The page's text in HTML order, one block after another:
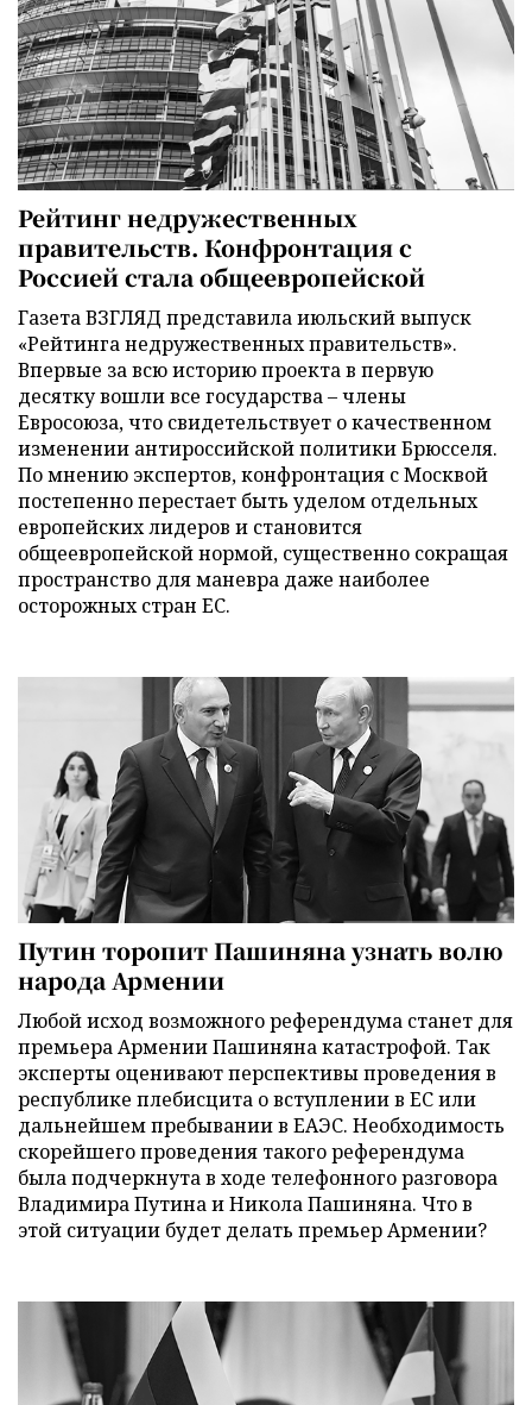
Рейтинг недружественных
правительств. Конфронтация с
Россией стала общеевропейской
Газета ВЗГЛЯД представила июльский выпуск
«Рейтинга недружественных правительств».
Впервые за всю историю проекта в первую
десятку вошли все государства – члены
Евросоюза, что свидетельствует о качественном
изменении антироссийской политики Брюсселя.
По мнению экспертов, конфронтация с Москвой
постепенно перестает быть уделом отдельных
европейских лидеров и становится
общеевропейской нормой, существенно сокращая
пространство для маневра даже наиболее
осторожных стран ЕС.
Путин торопит Пашиняна узнать волю
народа Армении
Любой исход возможного референдума станет для
премьера Армении Пашиняна катастрофой. Так
эксперты оценивают перспективы проведения в
республике плебисцита о вступлении в ЕС или
дальнейшем пребывании в ЕАЭС. Необходимость
скорейшего проведения такого референдума
была подчеркнута в ходе телефонного разговора
Владимира Путина и Никола Пашиняна. Что в
этой ситуации будет делать премьер Армении?